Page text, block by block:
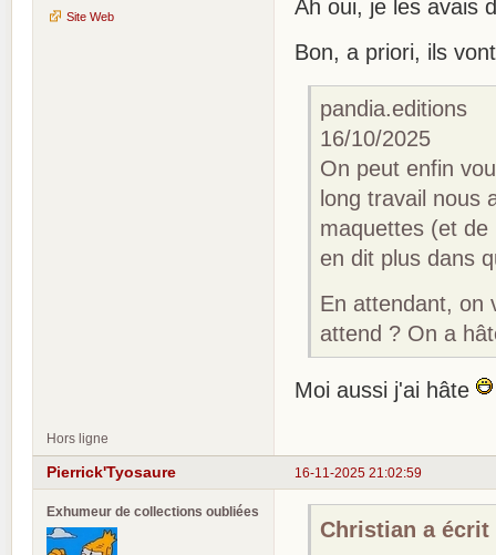
Site Web
Ah oui, je les avais
Bon, a priori, ils
pandia.editions
16/10/2025
On peut enfin
long travail nous
maquettes (et de
en dit plus dans
En attendant, on
attend ? On a
Moi aussi j'ai hâte
Hors ligne
16-11-2025 21:02:59
Pierrick'Tyosaure
Exhumeur de collections oubliées
Christian a écrit